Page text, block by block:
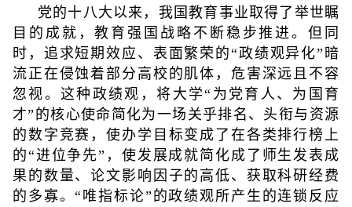
党的十八大以来，我国教育事业取得了举世瞩
目的成就，教育强国战略不断稳步推进。但同
时，追求短期效应、表面繁荣的“政绩观异化”暗
流正在侵蚀着部分高校的肌体，危害深远且不容
忽视。这种政绩观，将大学“为党育人、为国育
才”的核心使命简化为一场关乎排名、头衔与资源
的数字竞赛，使办学目标变成了在各类排行榜上
的“进位争先”，使发展成就简化成了师生发表成
果的数量、论文影响因子的高低、获取科研经费
的多寡。“唯指标论”的政绩观所产生的连锁反应